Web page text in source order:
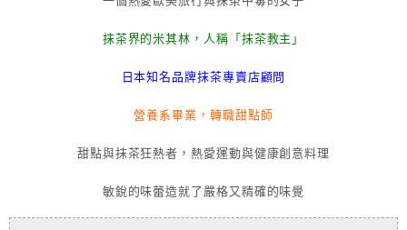
抹茶界的米其林，人稱「抹茶教主」
日本知名品牌抹茶專賣店顧問
營養系畢業，轉職甜點師
甜點與抹茶狂熱者，熱愛運動與健康創意料理
敏銳的味蕾造就了嚴格又精確的味覺